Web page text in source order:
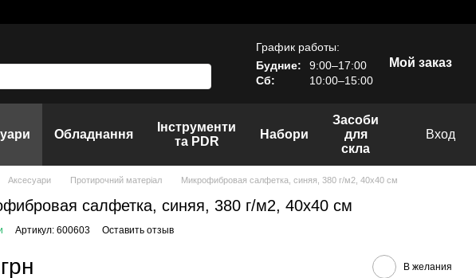
График работы:
Будние:
9:00–17:00
Сб:
10:00–15:00
Мой заказ
Обладнання
Інструменти
та PDR
Набори
Засоби
для
скла
Вход
Аксесуари Протирочний матеріал Микрофибровая салфетка, синяя, 380 г/м2, 40x40 см
салфетка, синяя, 380 г/м2, 40x40 см
Артикул: 600603 Оставить отзыв
В желания